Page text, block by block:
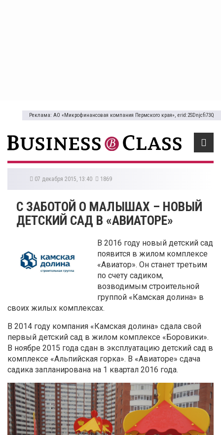
Реклама: АО «Микрофинансовая компания Пермского края», erid:2SDnjcfi73Q
07 декабря 2015, 13:40 1869
С ЗАБОТОЙ О МАЛЫШАХ – НОВЫЙ
ДЕТСКИЙ САД В «АВИАТОРЕ»
В 2016 году новый детский сад
появится в жилом комплексе
«Авиатор». Он станет третьим
по счету садиком,
возводимым строительной
группой «Камская долина» в
своих жилых комплексах.
В 2014 году компания «Камская долина» сдала свой
первый детский сад в жилом комплексе «Боровики».
В ноябре 2015 года сдан в эксплуатацию детский сад в
комплексе «Альпийская горка». В «Авиаторе» сдача
садика запланирована на 1 квартал 2016 года.